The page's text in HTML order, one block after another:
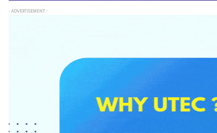
- ADVERTISEMENT -